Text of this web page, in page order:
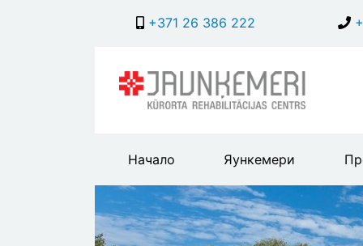
+371 26 386 222
Main
header
menu
Начало Яункемери